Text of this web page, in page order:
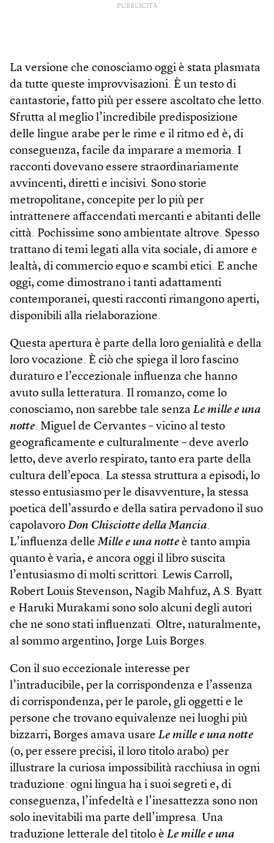
PUBBLICITÀ
La versione che conosciamo oggi è stata plasmata
da tutte queste improvvisazioni. È un testo di
cantastorie, fatto più per essere ascoltato che letto.
Sfrutta al meglio l’incredibile predisposizione
delle lingue arabe per le rime e il ritmo ed è, di
conseguenza, facile da imparare a memoria. I
racconti dovevano essere straordinariamente
avvincenti, diretti e incisivi. Sono storie
metropolitane, concepite per lo più per
intrattenere affaccendati mercanti e abitanti delle
città. Pochissime sono ambientate altrove. Spesso
trattano di temi legati alla vita sociale, di amore e
lealtà, di commercio equo e scambi etici. E anche
oggi, come dimostrano i tanti adattamenti
contemporanei, questi racconti rimangono aperti,
disponibili alla rielaborazione.
Questa apertura è parte della loro genialità e della
loro vocazione. È ciò che spiega il loro fascino
duraturo e l’eccezionale influenza che hanno
avuto sulla letteratura. Il romanzo, come lo
conosciamo, non sarebbe tale senza Le mille e una
notte. Miguel de Cervantes – vicino al testo
geograficamente e culturalmente – deve averlo
letto, deve averlo respirato, tanto era parte della
cultura dell’epoca. La stessa struttura a episodi, lo
stesso entusiasmo per le disavventure, la stessa
poetica dell’assurdo e della satira pervadono il suo
capolavoro Don Chisciotte della Mancia.
L’influenza delleMille e una notte è tanto ampia
quanto è varia, e ancora oggi il libro suscita
l’entusiasmo di molti scrittori. Lewis Carroll,
Robert Louis Stevenson, Nagib Mahfuz, A.S. Byatt
e Haruki Murakami sono solo alcuni degli autori
che ne sono stati influenzati. Oltre, naturalmente,
al sommo argentino, Jorge Luis Borges.
Con il suo eccezionale interesse per
l’intraducibile, per la corrispondenza e l’assenza
di corrispondenza, per le parole, gli oggetti e le
persone che trovano equivalenze nei luoghi più
bizzarri, Borges amava usare Le mille e una notte
(o, per essere precisi, il loro titolo arabo) per
illustrare la curiosa impossibilità racchiusa in ogni
traduzione: ogni lingua ha i suoi segreti e, di
conseguenza, l’infedeltà e l’inesattezza sono non
solo inevitabili ma parte dell’impresa. Una
traduzione letterale del titolo è Le mille e una